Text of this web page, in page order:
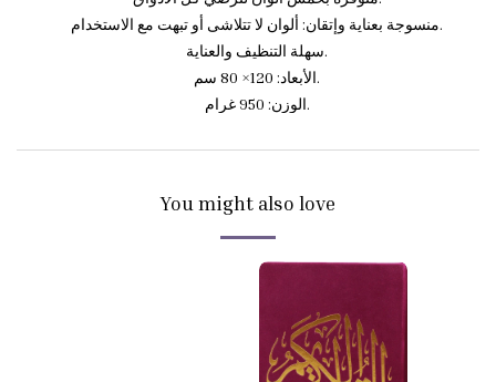
منسوجة بعناية وإتقان: ألوان لا تتلاشى أو تبهت مع الاستخدام.
سهلة التنظيف والعناية.
الأبعاد: 120× 80 سم.
الوزن: 950 غرام.
You might also love